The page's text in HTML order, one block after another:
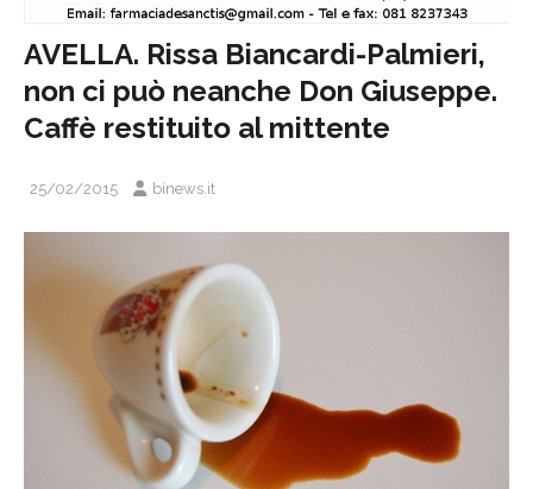
AVELLA. Rissa Biancardi-Palmieri,
non ci può neanche Don Giuseppe.
Caffè restituito al mittente
25/02/2015 binews.it